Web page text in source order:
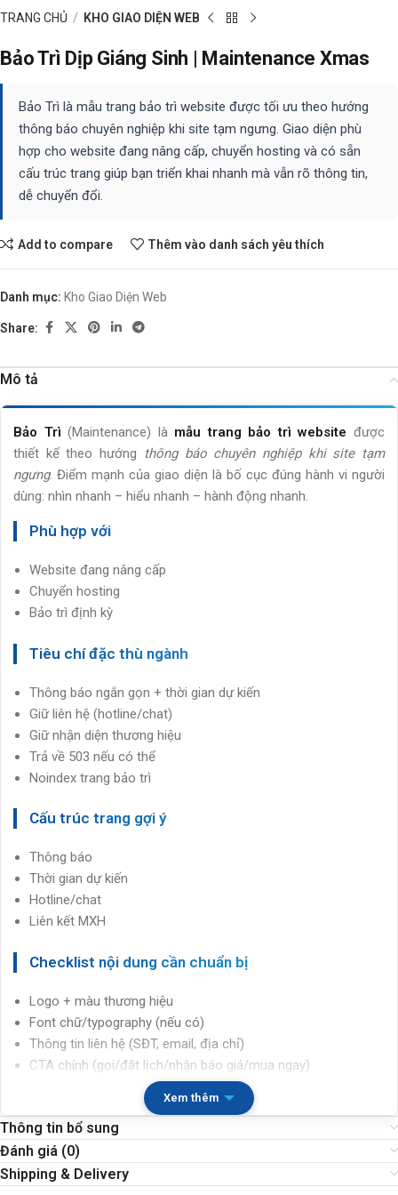
TRANG CHỦ KHO GIAO DIỆN WEB
Bảo Trì Dịp Giáng Sinh | Maintenance Xmas
Bảo Trì là mẫu trang bảo trì website được tối ưu theo hướng
thông báo chuyên nghiệp khi site tạm ngưng. Giao diện phù
hợp cho website đang nâng cấp, chuyển hosting và có sẵn
cấu trúc trang giúp bạn triển khai nhanh mà vẫn rõ thông tin,
dễ chuyển đổi.
Add to compare Thêm vào danh sách yêu thích
Danh mục: Kho Giao Diện Web
Share:
Mô tả
Bảo Trì (Maintenance) là mẫu trang bảo trì website được
thiết kế theo hướng
thông báo chuyên nghiệp khi site tạm
ngưng. Điểm mạnh của giao diện là bố cục đúng hành vi người
dùng: nhìn nhanh – hiểu nhanh – hành động nhanh.
Phù hợp với
Website đang nâng cấp
Chuyển hosting
Bảo trì định kỳ
Tiêu chí đặc thù ngành
Thông báo ngắn gọn + thời gian dự kiến
Giữ liên hệ (hotline/chat)
Giữ nhận diện thương hiệu
Trả về 503 nếu có thể
Noindex trang bảo trì
Cấu trúc trang gợi ý
Thông báo
Thời gian dự kiến
Hotline/chat
Liên kết MXH
Checklist nội dung cần chuẩn bị
Logo + màu thương hiệu
Font chữ/typography (nếu có)
Thông tin liên hệ (SĐT, email, địa chỉ)
CTA chính (gọi/đặt lịch/nhận báo giá/mua ngay)
Thông báo lý do & thời gian
Link MXH
Điểm mạnh chuyển đổi
Xem thêm
Thông tin bổ sung
Đánh giá (0)
Shipping & Delivery